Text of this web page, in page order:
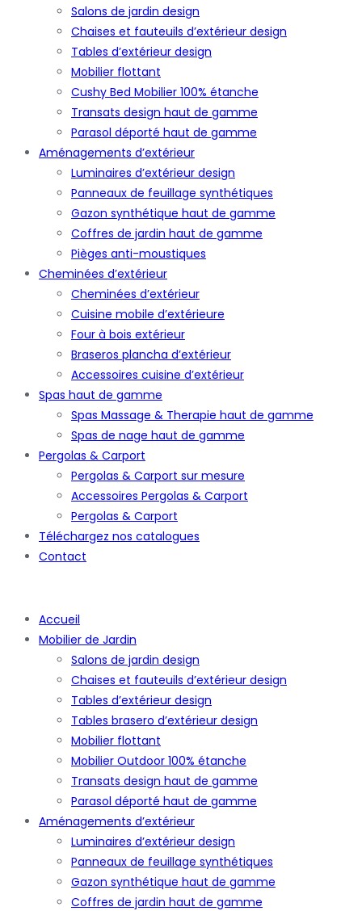
Salons de jardin design
Chaises et fauteuils d’extérieur design
Tables d’extérieur design
Mobilier flottant
Cushy Bed Mobilier 100% étanche
Transats design haut de gamme
Parasol déporté haut de gamme
Aménagements d’extérieur
Luminaires d’extérieur design
Panneaux de feuillage synthétiques
Gazon synthétique haut de gamme
Coffres de jardin haut de gamme
Pièges anti-moustiques
Cheminées d’extérieur
Cheminées d’extérieur
Cuisine mobile d’extérieure
Four à bois extérieur
Braseros plancha d’extérieur
Accessoires cuisine d’extérieur
Spas haut de gamme
Spas Massage & Therapie haut de gamme
Spas de nage haut de gamme
Pergolas & Carport
Pergolas & Carport sur mesure
Accessoires Pergolas & Carport
Pergolas & Carport
Téléchargez nos catalogues
Contact
Accueil
Mobilier de Jardin
Salons de jardin design
Chaises et fauteuils d’extérieur design
Tables d’extérieur design
Tables brasero d’extérieur design
Mobilier flottant
Mobilier Outdoor 100% étanche
Transats design haut de gamme
Parasol déporté haut de gamme
Aménagements d’extérieur
Luminaires d’extérieur design
Panneaux de feuillage synthétiques
Gazon synthétique haut de gamme
Coffres de jardin haut de gamme